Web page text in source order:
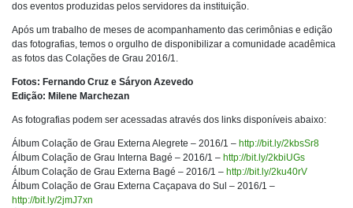
dos eventos produzidas pelos servidores da instituição.
Após um trabalho de meses de acompanhamento das cerimônias e edição
das fotografias, temos o orgulho de disponibilizar a comunidade acadêmica
as fotos das Colações de Grau 2016/1.
Fotos: Fernando Cruz e Sáryon Azevedo
Edição: Milene Marchezan
As fotografias podem ser acessadas através dos links disponíveis abaixo:
Álbum Colação de Grau Externa Alegrete – 2016/1 – http://bit.ly/2kbsSr8
Álbum Colação de Grau Interna Bagé – 2016/1 – http://bit.ly/2kbiUGs
Álbum Colação de Grau Externa Bagé – 2016/1 – http://bit.ly/2ku40rV
Álbum Colação de Grau Externa Caçapava do Sul – 2016/1 –
http://bit.ly/2jmJ7xn